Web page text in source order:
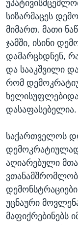
სიზარმაცეს
მიმართ. მათი
ჯამში, ისინი
დამარცხდნენ,
და სააკშვილი
რომ
დასაფასებელია.
საქართველოს
აღიარებული
უცნაური
მაფიქრებინებს